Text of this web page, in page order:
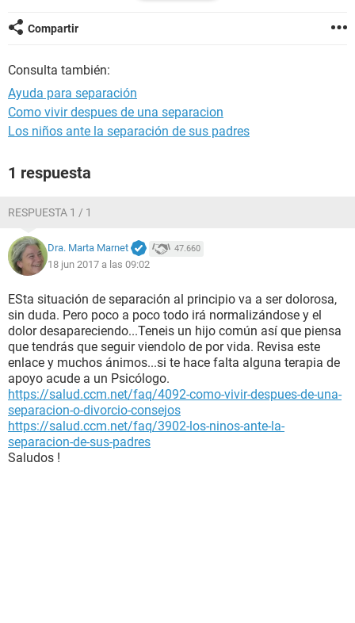
menos posible a mi bebe el periodo en el que yo sane por el
duelo ya que yo si lo amo y tenía esperanzas en un futuro
causaría no salir tan fácil de ese proceso
Qué me recomiendan para no dañar la relación padre-hijo
sin afectar mi estabilidad ya que no cuento con el apoyo de
nadie para que vigile las visitas entre ellos
Compartir
Consulta también:
Ayuda para separación
Como vivir despues de una separacion
Los niños ante la separación de sus padres
1 respuesta
RESPUESTA 1 / 1
Dra. Marta Marnet 47.660
18 jun 2017 a las 09:02
ESta situación de separación al principio va a ser dolorosa,
sin duda. Pero poco a poco todo irá normalizándose y el
dolor desapareciendo...Teneis un hijo común así que piensa
que tendrás que seguir viendolo de por vida. Revisa este
enlace y muchos ánimos...si te hace falta alguna terapia de
apoyo acude a un Psicólogo.
https://salud.ccm.net/faq/4092-como-vivir-despues-de-una-
separacion-o-divorcio-consejos
https://salud.ccm.net/faq/3902-los-ninos-ante-la-
separacion-de-sus-padres
Saludos !